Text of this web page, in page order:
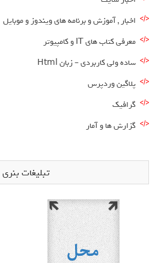
اخبار , آموزش و برنامه های ویندوز و موبایل
معرفی کتاب های IT و کامپیوتر
ساده ولی کاربردی – زبان Html
پلاگین وردپرس
گرافیک
گزارش ها و آمار
تبلیغات بنری